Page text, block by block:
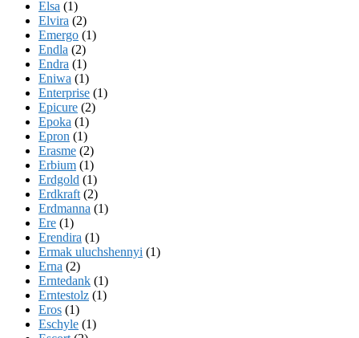
Elsa (1)
Elvira (2)
Emergo (1)
Endla (2)
Endra (1)
Eniwa (1)
Enterprise (1)
Epicure (2)
Epoka (1)
Epron (1)
Erasme (2)
Erbium (1)
Erdgold (1)
Erdkraft (2)
Erdmanna (1)
Ere (1)
Erendira (1)
Ermak uluchshennyi (1)
Erna (2)
Erntedank (1)
Erntestolz (1)
Eros (1)
Eschyle (1)